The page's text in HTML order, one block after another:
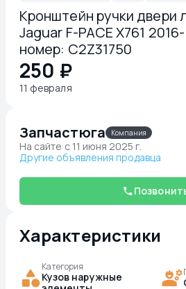
Кронштейн ручки двери
Jaguar F-PACE X761
номер: C2Z31750
250 ₽
11 февраля
Запчастюга Компания
На сайте c 11 июня 2025 г.
Другие объявления продавца
Характеристики
Категория
Кузов наружные